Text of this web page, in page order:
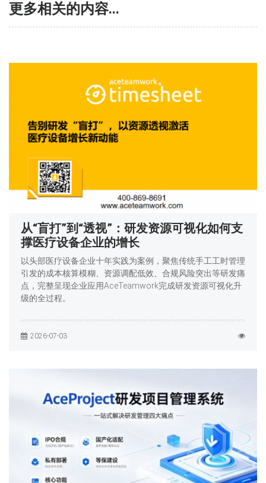
更多相关的内容...
从“盲打”到“透视”：研发资源可视化如何支
撑医疗设备企业的增长
以头部医疗设备企业十年实践为案例，聚焦传统手工工时管理
引发的成本核算模糊、资源调配低效、合规风险突出等研发痛
点，完整呈现企业应用AceTeamwork完成研发资源可视化升
级的全过程。
2026-07-03